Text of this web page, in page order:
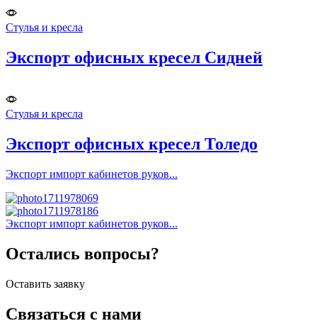
Стулья и кресла
Экспорт офисных кресел Сидней
Стулья и кресла
Экспорт офисных кресел Толедо
Экспорт импорт кабинетов руков...
Экспорт импорт кабинетов руков...
Остались вопросы?
Оставить заявку
Связаться с нами